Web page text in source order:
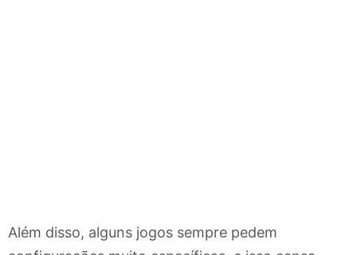
Além disso, alguns jogos sempre pedem